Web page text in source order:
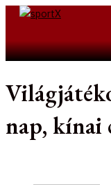
Skip
nap, kínai